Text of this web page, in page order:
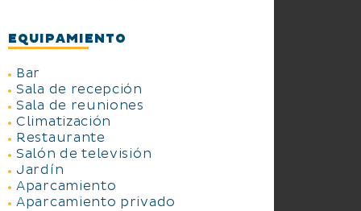
EQUIPAMIENTO
Bar
Sala de recepción
Sala de reuniones
Climatización
Restaurante
Salón de televisión
Jardín
Aparcamiento
Aparcamiento privado